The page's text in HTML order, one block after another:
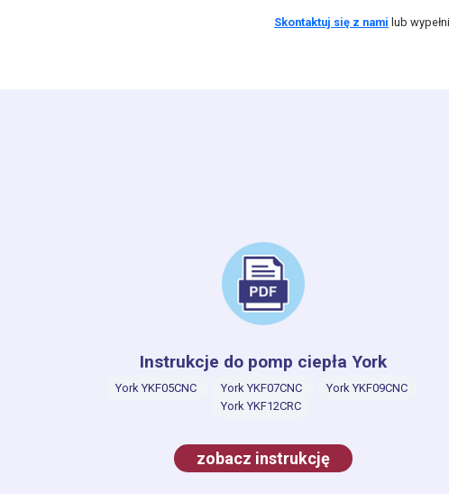
Skontaktuj się z nami lub
Instrukcje do pomp ciepła York
York YKF05CNC York YKF07CNC
York YKF09CNC
York YKF12CRC
zobacz instrukcję